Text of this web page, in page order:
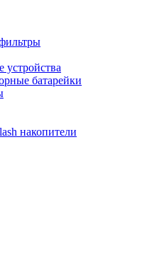
устройства
батарейки
накопители